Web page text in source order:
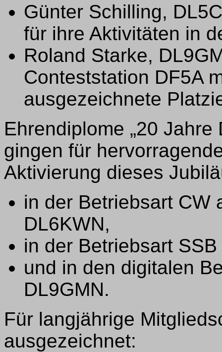
Günter Schilling,
für ihre Aktivitäten in
Roland Starke,
Conteststation DF5A
ausgezeichnete
Ehrendiplome „20 Jahre
gingen für
Aktivierung dieses
in der Betriebsart CW
DL6KWN,
in der Betriebsart
und in den digitalen
DL9GMN.
Für langjährige
ausgezeichnet: